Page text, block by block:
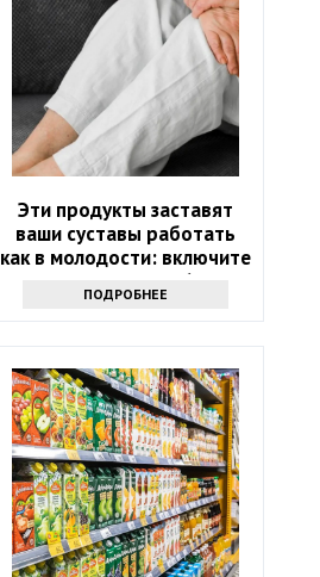
Эти продукты заставят
ваши суставы работать
как в молодости: включите
их в рацион после 60 лет
ПОДРОБНЕЕ